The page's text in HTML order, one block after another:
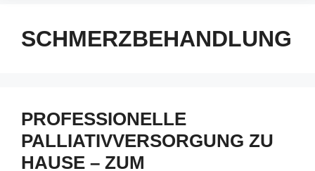
SCHMERZBEHANDLUNG
PROFESSIONELLE
PALLIATIVVERSORGUNG ZU
HAUSE – ZUM